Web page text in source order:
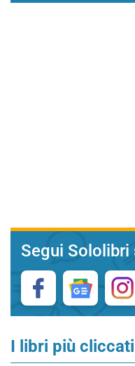
Segui Sololibri
I libri più